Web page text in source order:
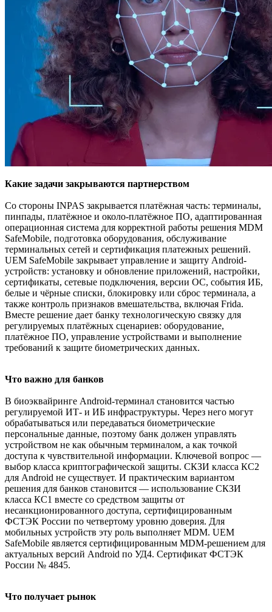
Какие задачи закрываются партнерством
Со стороны INPAS закрывается платёжная часть: терминалы,
пинпады, платёжное и около-платёжное ПО, адаптированная
операционная система для корректной работы решения MDM
SafeMobile, подготовка оборудования, обслуживание
терминальных сетей и сертификация платежных решений.
UEM SafeMobile закрывает управление и защиту Android-
устройств: установку и обновление приложений, настройки,
сертификаты, сетевые подключения, версии ОС, события ИБ,
белые и чёрные списки, блокировку или сброс терминала, а
также контроль признаков вмешательства, включая Frida.
Вместе решение дает банку технологическую связку для
регулируемых платёжных сценариев: оборудование,
платёжное ПО, управление устройствами и выполнение
требований к защите биометрических данных.
Что важно для банков
В биоэквайринге Android-терминал становится частью
регулируемой ИТ- и ИБ инфраструктуры. Через него могут
обрабатываться или передаваться биометрические
персональные данные, поэтому банк должен управлять
устройством не как обычным терминалом, а как точкой
доступа к чувствительной информации. Ключевой вопрос —
выбор класса криптографической защиты. СКЗИ класса КС2
для Android не существует. И практическим вариантом
решения для банков становится — использование СКЗИ
класса КС1 вместе со средством защиты от
несанкционированного доступа, сертифицированным
ФСТЭК России по четвертому уровню доверия. Для
мобильных устройств эту роль выполняет MDM. UEM
SafeMobile является сертифицированным MDM-решением для
актуальных версий Android по УД4. Сертификат ФСТЭК
России № 4845.
Что получает рынок